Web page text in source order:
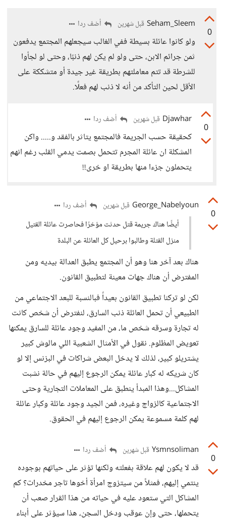
0
Seham_Sleem قبل شهرين أضف ردا
ولو كانوا عائلة بسيطة ففي الغالب سيجعلهم المجتمع يدفعون
ثمن جرائم الابن، حتى ولو لم يكن لهم ذنبًا، وحتى لو لجأوا
للشرطة قد تتم معاملتهم بطريقة غير جيدة أو متشككة على
الأقل لحين التأكد من أنه لا ذنب لهم فعلًا.
0
Djawhar قبل شهرين أضف ردا
كحقيقة حسب الجريمة فالمجتمع يتاثر بالفقد و..... واكن
المشكلة ان عائلة المجرم تتحمل بصمت يدمي القلب رغم انهم
يتحملون جزءا منها بطريقة او خرى!!
0
George_Nabelyoun قبل شهرين
أضف ردا
أيضًا هناك جريمة قتل حدثت مؤخرًا فحاصرت عائلة القتيل
منزل القتلة وطالبوا برحيل كل العائلة عن البلدة
هناك بعد آخر هنا وهو أن المجتمع يطبق العدالة بيديه ومن
المفترض أن هناك جهات معينة لتطبيق القانون.
لكن لو تركنا تطبيق القانون بعيداً فبالنسبة للبعد الاجتماعي من
الطبيعي أن تحمل العائلة ذنب السارق، لنفترض أن شخص كانت
له تجارة وسرقه شخص ما، من المفيد وجود عائلة للسارق يمكنها
تعويض المظلوم. نقول في الأمثال الشعبية اللي مالوش كبير
يشتريلو كبير، لذلك لا يدخل البعض شراكات في البزنس إلا لو
كان شريكه له كبار عائلة يمكن الرجوع إليهم في حالة نشبت
المشاكل...وهذا المبدأ ينطبق على المعاملات التجارية وحتى
الاجتماعية كالزواج وغيره، فمن الجيد وجود عائلة وكبار عائلة
لهم كلمة مسموعة يمكن الرجوع إليهم في الحقوق.
0
Ysmnsoliman قبل شهرين أضف ردا
قد لا يكون لهم علاقة بفعلته ولكنها تؤثر على حياتهم بوجوده
ينتمي إليهم، فمثلاً من سيتزوج امرأة أخوها تاجر مخدرات؟ كم
المشاكل التي ستعود عليه في حياته من هذا القرار صعب أن
يتحملها، حتى وإن عوقب ودخل السجن، هذا سيؤثر على أبناء